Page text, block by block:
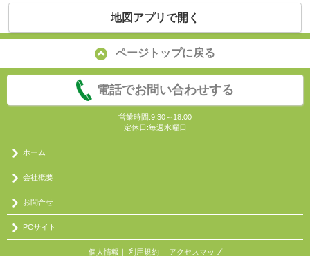
地図アプリで開く
ページトップに戻る
電話でお問い合わせする
営業時間:9:30～18:00
定休日:毎週水曜日
ホーム
会社概要
お問合せ
PCサイト
個人情報 ｜ 利用規約｜ アクセスマップ